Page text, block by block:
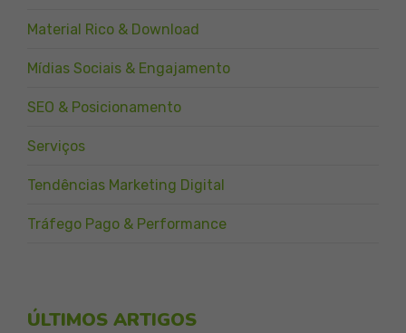
Material Rico & Download
Mídias Sociais & Engajamento
SEO & Posicionamento
Serviços
Tendências Marketing Digital
Tráfego Pago & Performance
ÚLTIMOS ARTIGOS